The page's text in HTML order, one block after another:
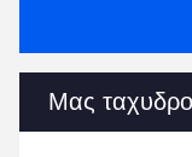
Μας